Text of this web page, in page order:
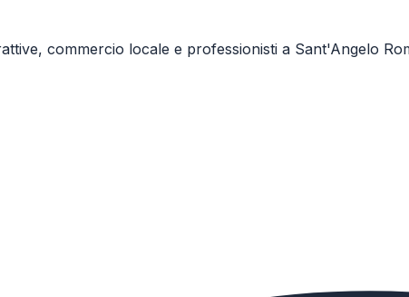
commercio locale e professionisti a Sant'Angelo